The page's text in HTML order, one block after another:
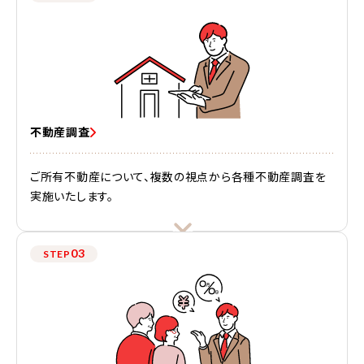
不動産調査
ご所有不動産について、複数の視点から各種不動産調査を
実施いたします。
STEP 03